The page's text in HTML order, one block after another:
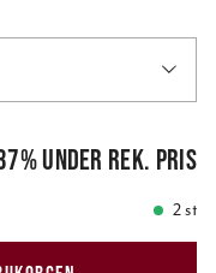
kr%under rek. pris
2 st